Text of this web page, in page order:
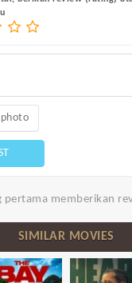
pertama memberikan
SIMILAR MOVIES